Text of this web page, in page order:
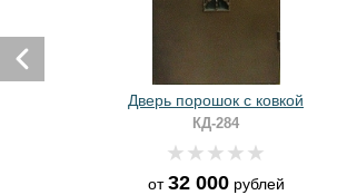
Дверь порошок с ковкой
КД-284
от32 000рублей